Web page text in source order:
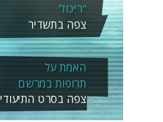
“ריכוז”
צפה בתשדיר
האמת על
תרופות במרשם
צפה בסרט התיעודי